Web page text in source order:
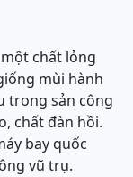
chất lỏng
mùi hành
trong sản công
chất đàn hồi.
bay quốc
vũ trụ.